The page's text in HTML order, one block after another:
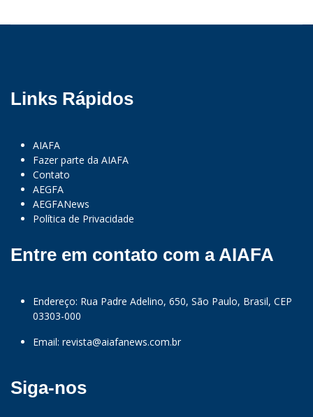
Links Rápidos
AIAFA
Fazer parte da AIAFA
Contato
AEGFA
AEGFANews
Política de Privacidade
Entre em contato com a AIAFA
Endereço: Rua Padre Adelino, 650, São Paulo, Brasil, CEP
03303-000
Email: revista@aiafanews.com.br
Siga-nos